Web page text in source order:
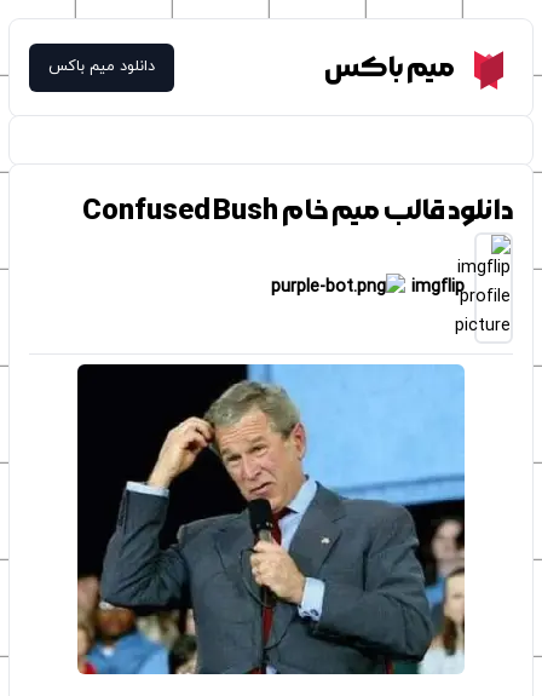
Meme Boxمیم باکس دانلود میم باکس
دانلود قالب میم خام Confused Bush
imgflip